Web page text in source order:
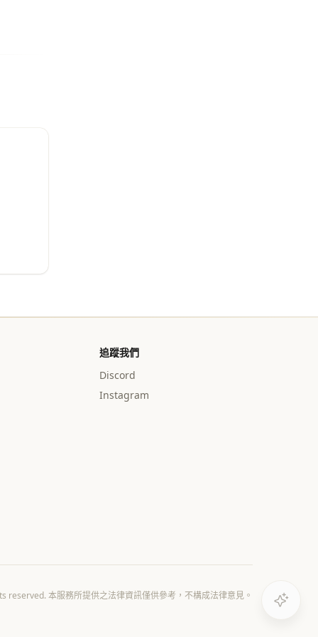
追蹤我們
Discord
Instagram
reserved. 本服務所提供之法律資訊僅供參考，不構成法律意見。